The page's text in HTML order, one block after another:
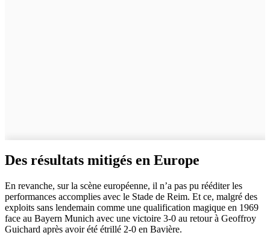
Des résultats mitigés en Europe
En revanche, sur la scène européenne, il n’a pas pu rééditer les
performances accomplies avec le Stade de Reim. Et ce, malgré des
exploits sans lendemain comme une qualification magique en 1969
face au Bayern Munich avec une victoire 3-0 au retour à Geoffroy
Guichard après avoir été étrillé 2-0 en Bavière.